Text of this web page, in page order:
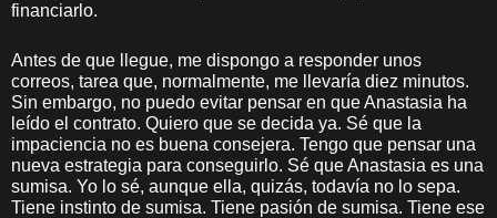
financiarlo.
Antes de que llegue, me dispongo a responder unos
correos, tarea que, normalmente, me llevaría diez minutos.
Sin embargo, no puedo evitar pensar en que Anastasia ha
leído el contrato. Quiero que se decida ya. Sé que la
impaciencia no es buena consejera. Tengo que pensar una
nueva estrategia para conseguirlo. Sé que Anastasia es una
sumisa. Yo lo sé, aunque ella, quizás, todavía no lo sepa.
Tiene instinto de sumisa. Tiene pasión de sumisa. Tiene ese